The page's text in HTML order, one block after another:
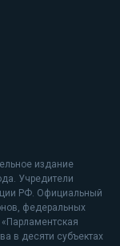
издание
Учредители
РФ. Официальный
федеральных
в десяти субъектах